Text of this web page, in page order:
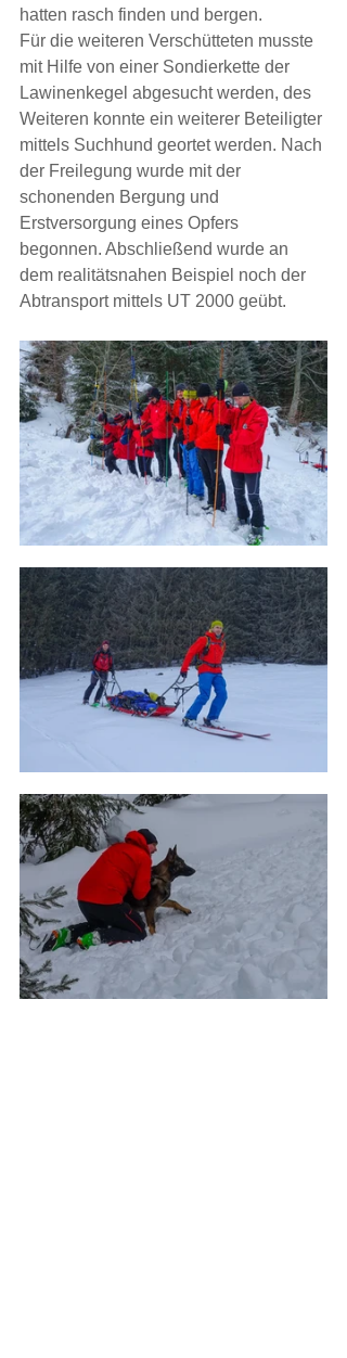
hatten rasch finden und bergen.
Für die weiteren Verschütteten musste
mit Hilfe von einer Sondierkette der
Lawinenkegel abgesucht werden, des
Weiteren konnte ein weiterer Beteiligter
mittels Suchhund geortet werden. Nach
der Freilegung wurde mit der
schonenden Bergung und
Erstversorgung eines Opfers
begonnen. Abschließend wurde an
dem realitätsnahen Beispiel noch der
Abtransport mittels UT 2000 geübt.